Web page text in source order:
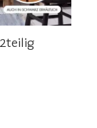
2teilig